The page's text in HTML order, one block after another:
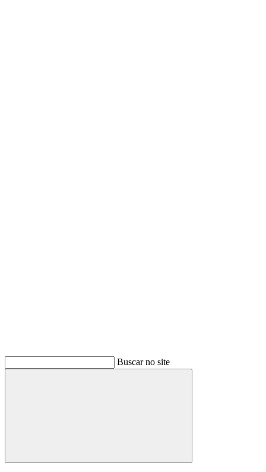
Buscar no site
Buscar